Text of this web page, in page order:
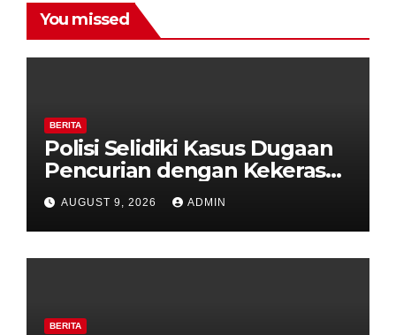
You missed
BERITA
Polisi Selidiki Kasus Dugaan
Pencurian dengan Kekerasan
di Counter HP Royal Phone
Ambarawa.
AUGUST 9, 2026 ADMIN
BERITA